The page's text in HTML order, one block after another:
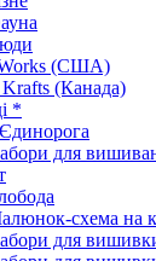
(США)
(Канада)
*
для
схема на
для